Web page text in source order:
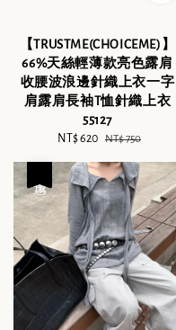
【TRUSTME(CHOICEME)】
66%天絲輕薄款亮色露肩
收腰波浪邊針織上衣一字
肩露肩長袖T恤針織上衣
55127
Sale
NT$ 620 Regular
NT$ 750